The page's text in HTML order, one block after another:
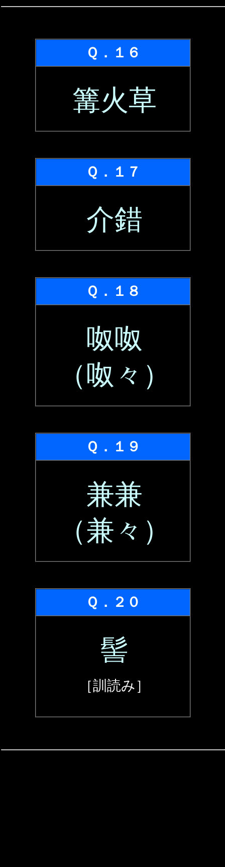
Ｑ．１６
篝火草
Ｑ．１７
介錯
Ｑ．１８
呶呶
（呶々）
Ｑ．１９
兼兼
（兼々）
Ｑ．２０
髻
［訓読み］